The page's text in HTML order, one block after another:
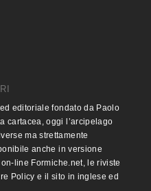
editoriale fondato da Paolo
cartacea, oggi l’arcipelago
ma strettamente
anche in versione
line Formiche.net, le riviste
Policy e il sito in inglese ed